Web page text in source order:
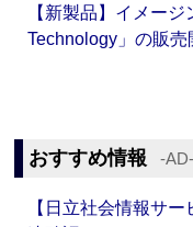
【新製品】イメー
Technology」の販
おすすめ情報 ‐AD‐
【日立社会情報サ